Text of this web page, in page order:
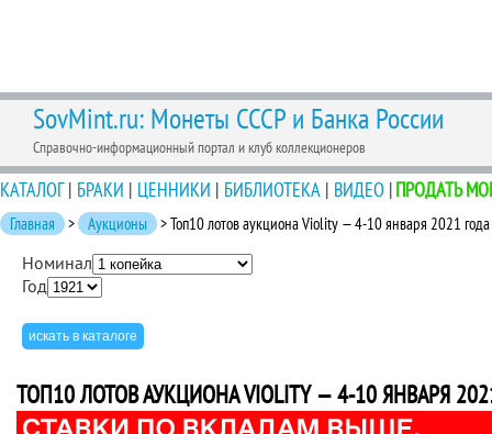
SovMint.ru: Монеты СССР и Банка России
Справочно-информационный портал и клуб коллекционеров
КАТАЛОГ| БРАКИ | ЦЕННИКИ | БИБЛИОТЕКА | ВИДЕО |ПРОДАТЬ
Главная > Аукционы > Топ10 лотов аукциона Violity — 4-10 января 2021 года
Номинал
Год
ТОП10 ЛОТОВ АУКЦИОНА VIOLITY — 4-10 ЯНВАРЯ